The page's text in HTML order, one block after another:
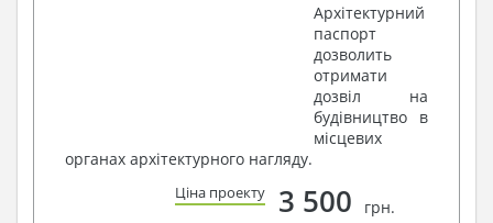
Архітектурний
паспорт
дозволить
отримати
дозвіл на
будівництво в
місцевих
органах архітектурного нагляду.
Ціна проекту 3 500 грн.